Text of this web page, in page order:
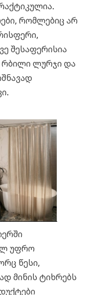
რომლებიც არ
შესაფერისია
რბილი ლურჯი და
უფრო
წესი,
მინის ტიხრებს